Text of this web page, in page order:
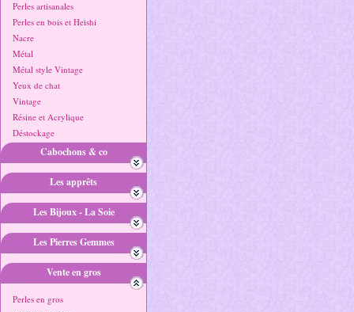
Perles artisanales
Perles en bois et Heishi
Nacre
Métal
Métal style Vintage
Yeux de chat
Vintage
Résine et Acrylique
Déstockage
Cabochons & co
Les apprêts
Les Bijoux - La Soie
Les Pierres Gemmes
Vente en gros
Perles en gros